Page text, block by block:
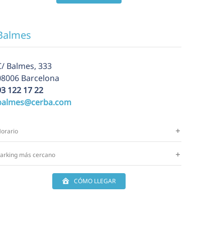
Balmes, 333
Barcelona
122 17 22
más cercano
CÓMO LLEGAR